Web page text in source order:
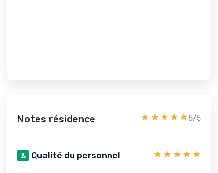
Notes résidence 5/5
Qualité du personnel